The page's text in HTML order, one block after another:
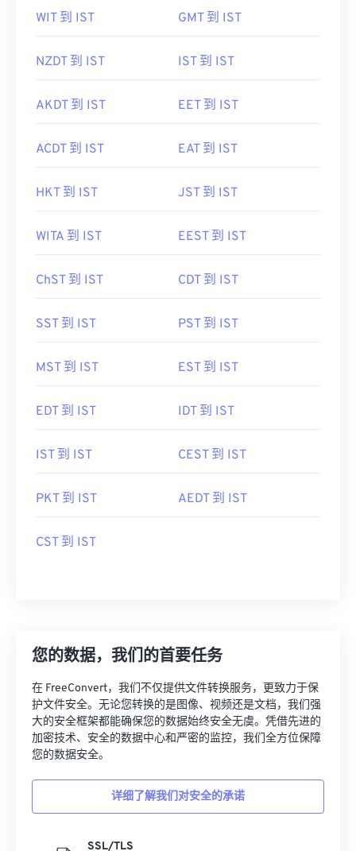
WIT 到 IST GMT 到 IST
NZDT 到 IST IST 到 IST
AKDT 到 IST EET 到 IST
ACDT 到 IST EAT 到 IST
HKT 到 IST JST 到 IST
WITA 到 IST EEST 到 IST
ChST 到 IST CDT 到 IST
SST 到 IST PST 到 IST
MST 到 IST EST 到 IST
EDT 到 IST IDT 到 IST
IST 到 IST CEST 到 IST
PKT 到 IST AEDT 到 IST
CST 到 IST
您的数据，我们的首要任务
在 FreeConvert，我们不仅提供文件转换服务，更致力于保
护文件安全。无论您转换的是图像、视频还是文档，我们强
大的安全框架都能确保您的数据始终安全无虞。凭借先进的
加密技术、安全的数据中心和严密的监控，我们全方位保障
您的数据安全。
详细了解我们对安全的承诺
SSL/TLS